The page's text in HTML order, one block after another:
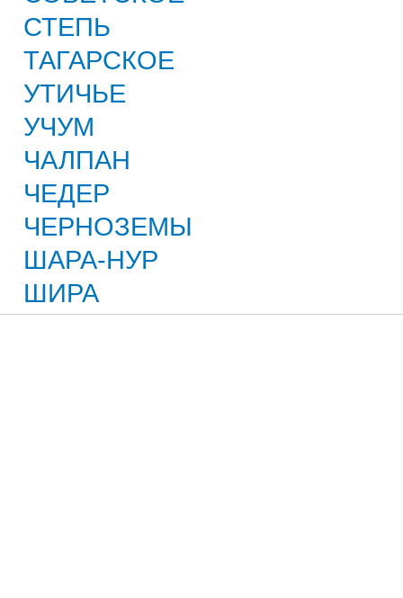
СТЕПЬ
ТАГАРСКОЕ
УТИЧЬЕ
УЧУМ
ЧАЛПАН
ЧЕДЕР
ЧЕРНОЗЕМЫ
ШАРА-НУР
ШИРА